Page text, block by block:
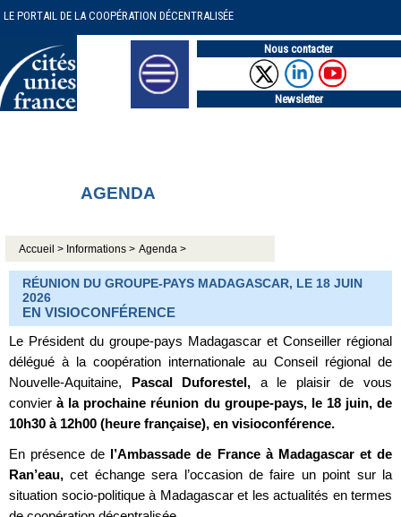
LE PORTAIL DE LA COOPÉRATION DÉCENTRALISÉE
Nous contacter
Newsletter
AGENDA
Accueil > Informations > Agenda >
RÉUNION DU GROUPE-PAYS MADAGASCAR, LE 18 JUIN
2026
EN VISIOCONFÉRENCE
Le Président du groupe-pays Madagascar et Conseiller régional
délégué à la coopération internationale au Conseil régional de
Nouvelle-Aquitaine, Pascal Duforestel, a le plaisir de vous
convierà la prochaine réunion du groupe-pays, le 18 juin, de
10h30 à 12h00 (heure française), en visioconférence.
En présence de l’Ambassade de France à Madagascar et de
Ran’eau, cet échange sera l’occasion de faire un point sur la
situation socio-politique à Madagascar et les actualités en termes